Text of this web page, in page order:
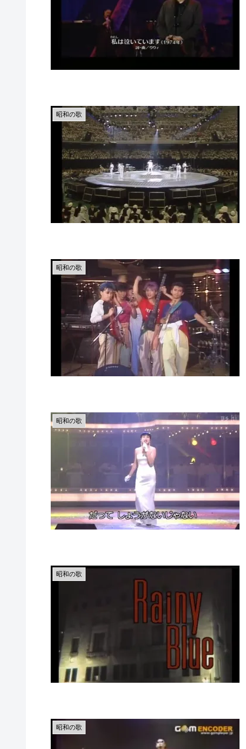
昭和の歌
昭和の歌
昭和の歌
昭和の歌
昭和の歌